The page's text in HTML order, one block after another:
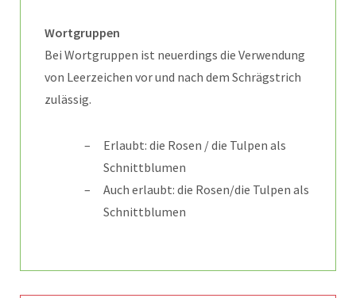
Wortgruppen
Bei Wortgruppen ist neuerdings die Verwendung
von Leerzeichen vor und nach dem Schrägstrich
zulässig.
Erlaubt: die Rosen / die Tulpen als
Schnittblumen
Auch erlaubt: die Rosen/die Tulpen als
Schnittblumen